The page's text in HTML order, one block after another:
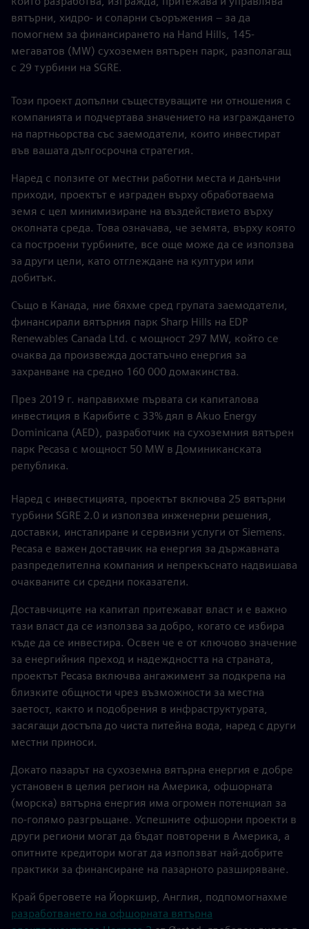
вятърни, хидро- и соларни съоръжения – за да
помогнем за финансирането на Hand Hills, 145-
мегаватов (MW) сухоземен вятърен парк, разполагащ
с 29 турбини на SGRE.
Този проект допълни съществуващите ни отношения с
компанията и подчертава значението на изграждането
на партньорства със заемодатели, които инвестират
във вашата дългосрочна стратегия.
Наред с ползите от местни работни места и данъчни
приходи, проектът е изграден върху обработваема
земя с цел минимизиране на въздействието върху
околната среда. Това означава, че земята, върху която
са построени турбините, все още може да се използва
за други цели, като отглеждане на култури или
добитък.
Също в Канада, ние бяхме сред групата заемодатели,
финансирали вятърния парк Sharp Hills на EDP
Renewables Canada Ltd. с мощност 297 MW, който се
очаква да произвежда достатъчно енергия за
захранване на средно 160 000 домакинства.
През 2019 г. направихме първата си капиталова
инвестиция в Карибите с 33% дял в Akuo Energy
Dominicana (AED), разработчик на сухоземния вятърен
парк Pecasa с мощност 50 MW в Доминиканската
република.
Наред с инвестицията, проектът включва 25 вятърни
турбини SGRE 2.0 и използва инженерни решения,
доставки, инсталиране и сервизни услуги от Siemens.
Pecasa е важен доставчик на енергия за държавната
разпределителна компания и непрекъснато надвишава
очакваните си средни показатели.
Доставчиците на капитал притежават власт и е важно
тази власт да се използва за добро, когато се избира
къде да се инвестира. Освен че е от ключово значение
за енергийния преход и надеждността на страната,
проектът Pecasa включва ангажимент за подкрепа на
близките общности чрез възможности за местна
заетост, както и подобрения в инфраструктурата,
засягащи достъпа до чиста питейна вода, наред с други
местни приноси.
Докато пазарът на сухоземна вятърна енергия е добре
установен в целия регион на Америка, офшорната
(морска) вятърна енергия има огромен потенциал за
по-голямо разгръщане. Успешните офшорни проекти в
други региони могат да бъдат повторени в Америка, а
опитните кредитори могат да използват най-добрите
практики за финансиране на пазарното разширяване.
Край бреговете на Йоркшир, Англия, подпомогнахме
разработването на офшорната вятърна